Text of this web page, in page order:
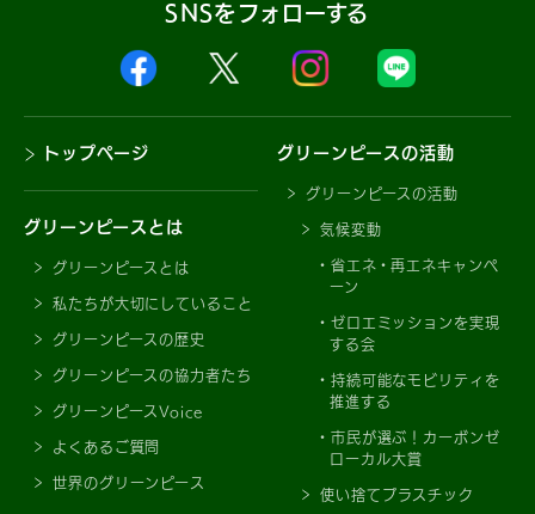
SNSをフォローする
トップページ
グリーンピースとは
グリーンピースとは
私たちが大切にしていること
グリーンピースの歴史
グリーンピースの協力者たち
グリーンピースVoice
よくあるご質問
世界のグリーンピース
グリーンピースの活動
グリーンピースの活動
気候変動
省エネ・再エネキャンペ
ーン
ゼロエミッションを実現
する会
持続可能なモビリティを
推進する
市民が選ぶ！カーボンゼ
ローカル大賞
使い捨てプラスチック